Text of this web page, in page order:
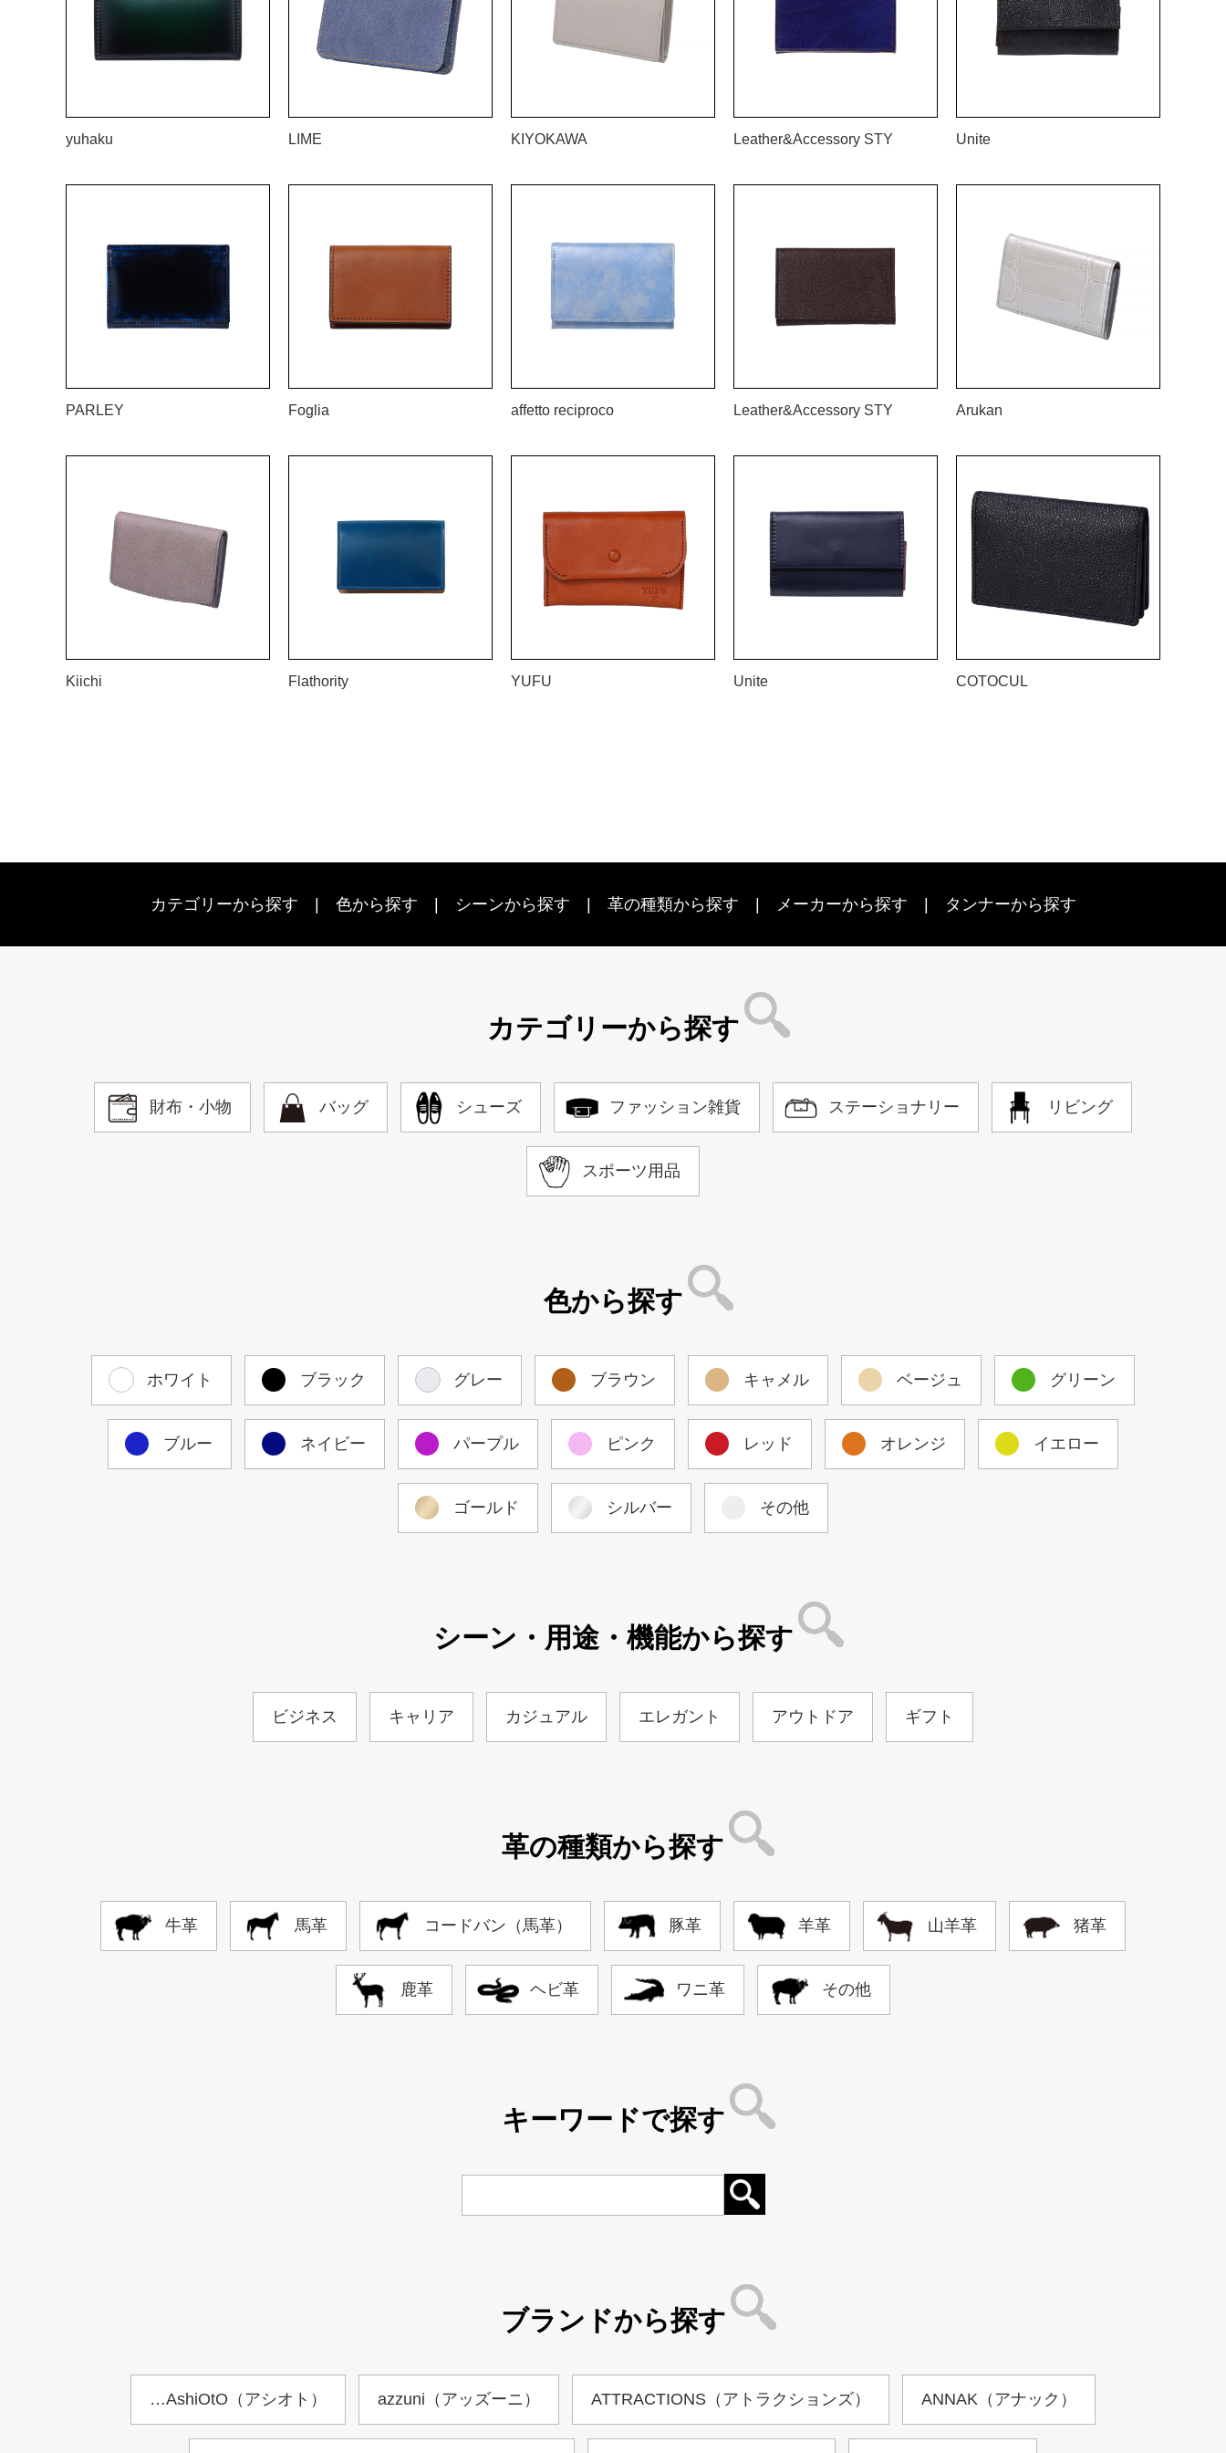
yuhaku LIME KIYOKAWA Leather&Accessory STY Unite
PARLEY Foglia affetto reciproco Leather&Accessory STY Arukan
Kiichi Flathority YUFU Unite COTOCUL
カテゴリーから探す 色から探す シーンから探す 革の種類から探す メーカーから探す タンナーから探す
カテゴリーから探す
財布・小物 バッグ シューズ ファッション雑貨 ステーショナリー リビング
スポーツ用品
色から探す
ホワイト ブラック グレー ブラウン キャメル ベージュ グリーン
ブルー ネイビー パープル ピンク レッド オレンジ イエロー
ゴールド シルバー その他
シーン・用途・機能から探す
ビジネス キャリア カジュアル エレガント アウトドア ギフト
革の種類から探す
牛革 馬革 コードバン（馬革） 豚革 羊革 山羊革 猪革
鹿革 ヘビ革 ワニ革 その他
キーワードで探す
ブランドから探す
…AshiOtO（アシオト） azzuni（アッズーニ） ATTRACTIONS（アトラクションズ） ANNAK（アナック）